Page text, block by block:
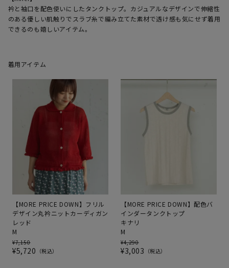
衿と袖口を配色使いにしたタンクトップ。カジュアルなデザインで伸縮性
のある優しい肌触りでスラブ糸で編み立てた素材で透け感も気にせず着用
着用アイテム
【MORE PRICE DOWN】フリル
デザイン丸衿ニットカーディガン
レッド
M
¥7,150
¥5,720 税込
【MORE PRICE DOWN】配色バ
インダータンクトップ
キナリ
M
¥4,290
¥3,003 税込